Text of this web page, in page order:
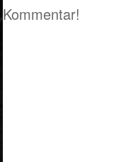
Kommentar!